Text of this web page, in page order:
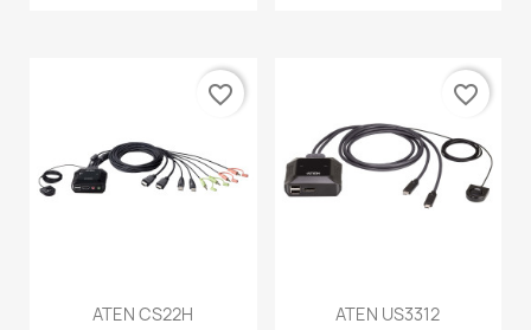
ATEN CS22H
favorite_border
ATEN US3312
favorite_border